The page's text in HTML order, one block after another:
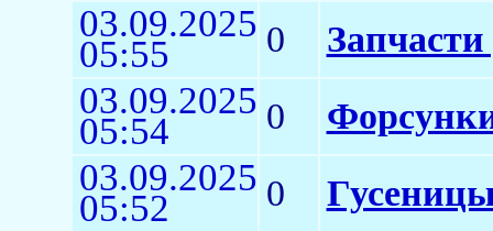
03.09.2025
05:55 0
03.09.2025
05:54 0
03.09.2025
05:52 0